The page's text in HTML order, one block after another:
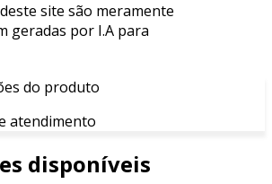
site são meramente
geradas por I.A para
do produto
atendimento
disponíveis